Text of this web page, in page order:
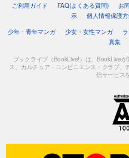
ご利用ガイド FAQ(よくある質問) お
示
個人情報保護
少年・青年マンガ
少女・女性マンガ
真集
ブックライブ（BookLive!）は、BookLive
ス、カルチュア・コンビニエンス・クラブ
信サービス